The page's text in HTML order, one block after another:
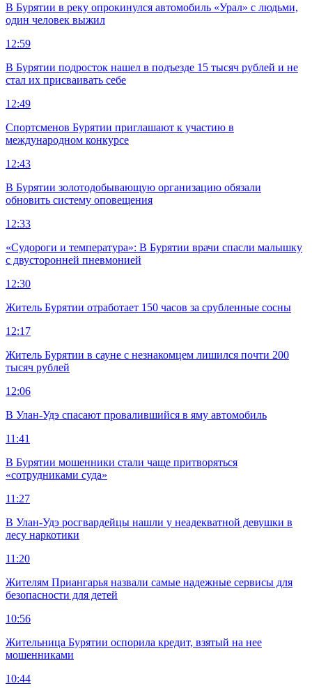
В Бурятии в реку опрокинулся автомобиль «Урал» с людьми,
один человек выжил
12:59
В Бурятии подросток нашел в подъезде 15 тысяч рублей и не
стал их присваивать себе
12:49
Спортсменов Бурятии приглашают к участию в
международном конкурсе
12:43
В Бурятии золотодобывающую организацию обязали
обновить систему оповещения
12:33
«Судороги и температура»: В Бурятии врачи спасли малышку
с двусторонней пневмонией
12:30
Житель Бурятии отработает 150 часов за срубленные сосны
12:17
Житель Бурятии в сауне с незнакомцем лишился почти 200
тысяч рублей
12:06
В Улан-Удэ спасают провалившийся в яму автомобиль
11:41
В Бурятии мошенники стали чаще притворяться
«сотрудниками суда»
11:27
В Улан-Удэ росгвардейцы нашли у неадекватной девушки в
лесу наркотики
11:20
Жителям Приангарья назвали самые надежные сервисы для
безопасности для детей
10:56
Жительница Бурятии оспорила кредит, взятый на нее
мошенниками
10:44